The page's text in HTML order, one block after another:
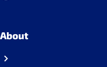
About